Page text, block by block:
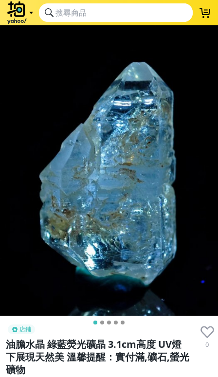
店鋪
油膽水晶 綠藍熒光礦晶 3.1cm高度 UV燈
下展現天然美 溫馨提醒：實付滿,礦石,螢光
礦物
0